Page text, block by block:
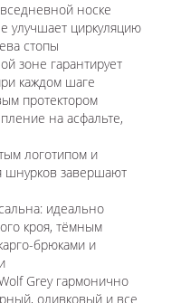
носке
улучшает циркуляцию
стопы
зоне гарантирует
каждом шаге
протектором
на асфальте,
логотипом и
шнурков завершают
идеально
кроя, тёмным
брюками и
Grey гармонично
оливковый и все